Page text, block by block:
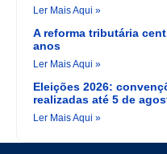
Ler Mais Aqui »
A reforma tributária
anos
Ler Mais Aqui »
Eleições 2026:
realizadas até 5 de
Ler Mais Aqui »